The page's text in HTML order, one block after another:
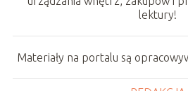
lektury!
Materiały na portalu są